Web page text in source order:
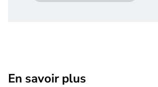
En savoir plus